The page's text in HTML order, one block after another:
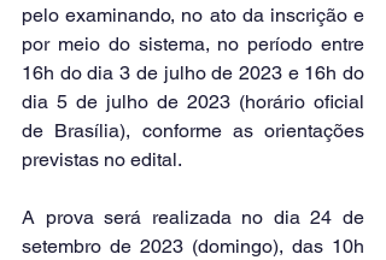
pelo examinando, no ato da inscrição e
por meio do sistema, no período entre
16h do dia 3 de julho de 2023 e 16h do
dia 5 de julho de 2023 (horário oficial
de Brasília), conforme as orientações
previstas no edital.
A prova será realizada no dia 24 de
setembro de 2023 (domingo), das 10h